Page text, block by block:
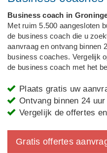
Business coach in
Met ruim 5.500 aangesloten
de business coach die u
aanvraag en ontvang binnen
business coaches. Vergelijk
de business coach met het
Plaats gratis uw
Ontvang binnen 24
Vergelijk de offertes
Gratis offertes